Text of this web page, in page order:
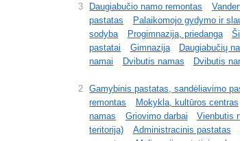
3 Daugiabučio namo remontas
pastatas
Palaikomojo gydymo ir
sodyba
Progimnazija, priedanga
pastatai
Gimnazija Daugiabučių
namai
Dvibutis namas Dvibutis
2 Gamybinis pastatas, sandėliavimo
remontas
Mokykla, kultūros centras
namas
Griovimo darbai Vienbutis
teritorija)
Administracinis pastatas